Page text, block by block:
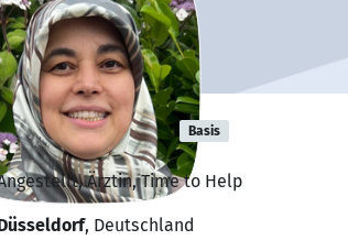
GÜNDÜZ Basis
Ärztin, Time to Help
, Deutschland